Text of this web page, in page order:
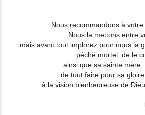
Nous recommandons à
Nous la mettons entre
mais avant tout implorez pour nous la
péché mortel, de le
ainsi que sa sainte
de tout faire pour sa
à la vision bienheureuse de